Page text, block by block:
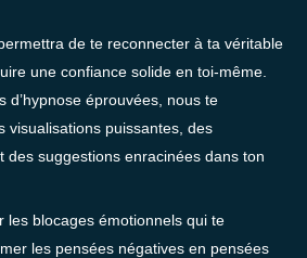
de te reconnecter à ta véritable
une confiance solide en toi-même.
d’hypnose éprouvées, nous te
visualisations puissantes, des
des suggestions enracinées dans ton
les blocages émotionnels qui te
les pensées négatives en pensées